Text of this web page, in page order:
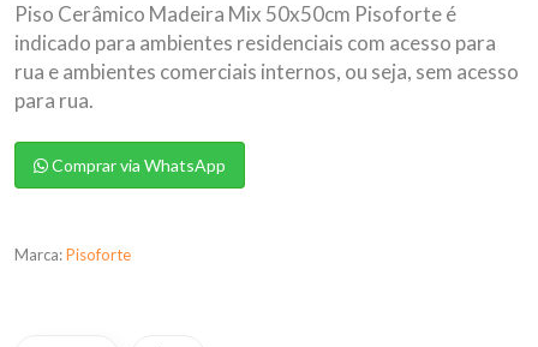
Piso Cerâmico Madeira Mix 50x50cm Pisoforte é
indicado para ambientes residenciais com acesso para
rua e ambientes comerciais internos, ou seja, sem acesso
para rua.
Comprar via WhatsApp
Marca:Pisoforte